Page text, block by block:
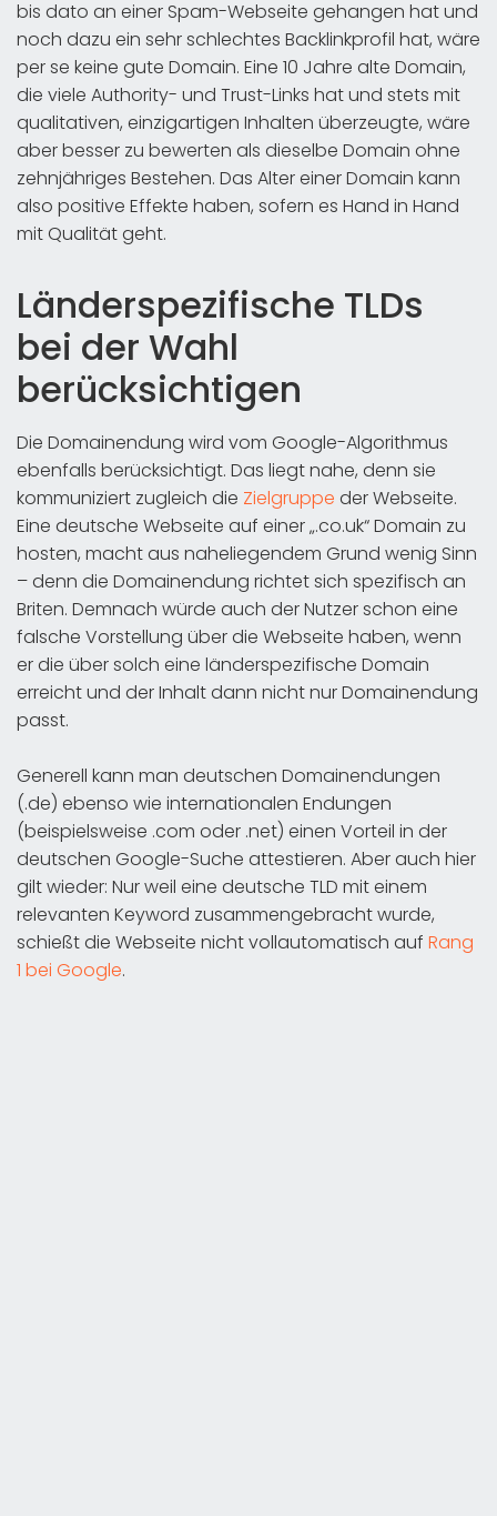
bis dato an einer Spam-Webseite gehangen hat und
noch dazu ein sehr schlechtes Backlinkprofil hat, wäre
per se keine gute Domain. Eine 10 Jahre alte Domain,
die viele Authority- und Trust-Links hat und stets mit
qualitativen, einzigartigen Inhalten überzeugte, wäre
aber besser zu bewerten als dieselbe Domain ohne
zehnjähriges Bestehen. Das Alter einer Domain kann
also positive Effekte haben, sofern es Hand in Hand
mit Qualität geht.
Länderspezifische TLDs
bei der Wahl
berücksichtigen
Die Domainendung wird vom Google-Algorithmus
ebenfalls berücksichtigt. Das liegt nahe, denn sie
kommuniziert zugleich die Zielgruppe der Webseite.
Eine deutsche Webseite auf einer „.co.uk“ Domain zu
hosten, macht aus naheliegendem Grund wenig Sinn
– denn die Domainendung richtet sich spezifisch an
Briten. Demnach würde auch der Nutzer schon eine
falsche Vorstellung über die Webseite haben, wenn
er die über solch eine länderspezifische Domain
erreicht und der Inhalt dann nicht nur Domainendung
passt.
Generell kann man deutschen Domainendungen
(.de) ebenso wie internationalen Endungen
(beispielsweise .com oder .net) einen Vorteil in der
deutschen Google-Suche attestieren. Aber auch hier
gilt wieder: Nur weil eine deutsche TLD mit einem
relevanten Keyword zusammengebracht wurde,
schießt die Webseite nicht vollautomatisch auf Rang
1 bei Google.